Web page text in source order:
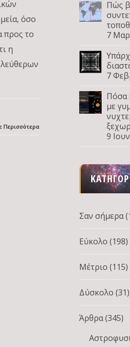
όσο
προς το
η
Περισσότερα
Πώς
7
7
Πόσα
με
9
Σαν σήμερα
Εύκολο (198)
Μέτριο (115)
Δύσκολο (31)
Άρθρα(345)